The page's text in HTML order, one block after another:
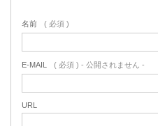
名前 ( 必須 )
E-MAIL ( 必須 ) - 公開されません -
URL